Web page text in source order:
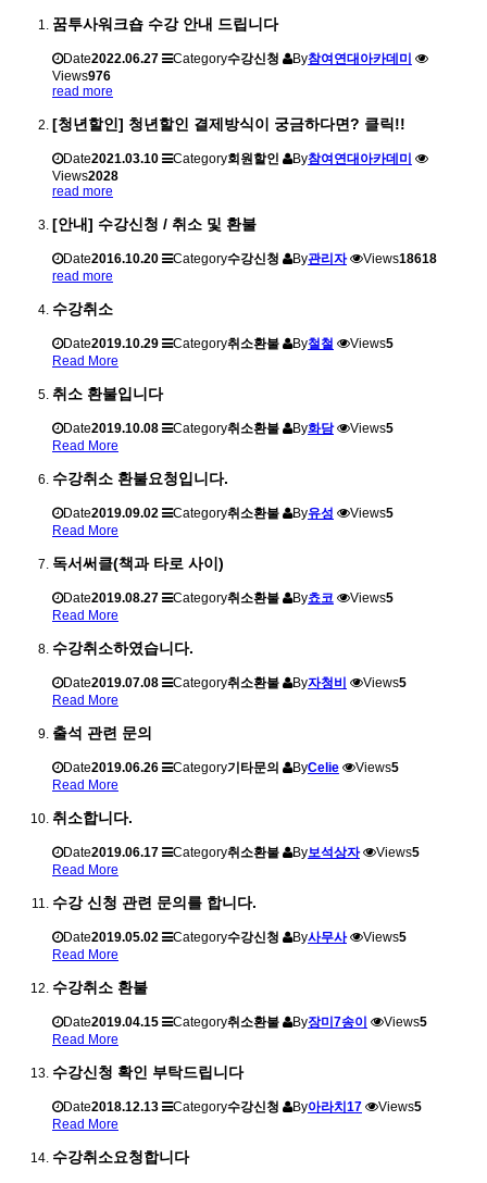
꿈투사워크숍 수강 안내 드립니다
Date2022.06.27 Category수강신청 By참여연대아카데미
Views976
read more
[청년할인] 청년할인 결제방식이 궁금하다면? 클릭!!
Date2021.03.10 Category회원할인 By참여연대아카데미
Views2028
read more
[안내] 수강신청 / 취소 및 환불
Date2016.10.20 Category수강신청 By관리자 Views18618
read more
수강취소
Date2019.10.29 Category취소환불 By철철 Views5
Read More
취소 환불입니다
Date2019.10.08 Category취소환불 By화담 Views5
Read More
수강취소 환불요청입니다.
Date2019.09.02 Category취소환불 By유성 Views5
Read More
독서써클(책과 타로 사이)
Date2019.08.27 Category취소환불 By쵸코 Views5
Read More
수강취소하였습니다.
Date2019.07.08 Category취소환불 By자청비 Views5
Read More
출석 관련 문의
Date2019.06.26 Category기타문의 ByCelie Views5
Read More
취소합니다.
Date2019.06.17 Category취소환불 By보석상자 Views5
Read More
수강 신청 관련 문의를 합니다.
Date2019.05.02 Category수강신청 By사무사 Views5
Read More
수강취소 환불
Date2019.04.15 Category취소환불 By장미7송이 Views5
Read More
수강신청 확인 부탁드립니다
Date2018.12.13 Category수강신청 By아라치17 Views5
Read More
수강취소요청합니다